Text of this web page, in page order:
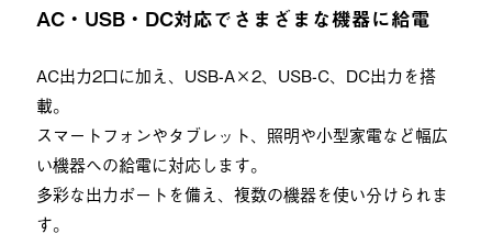
AC・USB・DC対応でさまざまな機器に給電
AC出力2口に加え、USB-A×2、USB-C、DC出力を搭
載。
スマートフォンやタブレット、照明や小型家電など幅広
い機器への給電に対応します。
多彩な出力ポートを備え、複数の機器を使い分けられま
す。